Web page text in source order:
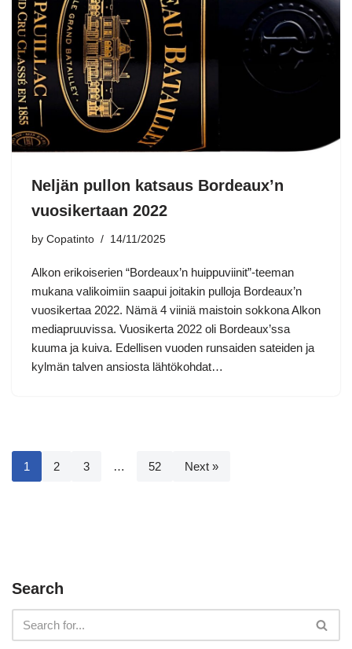
Neljän pullon katsaus Bordeaux’n
vuosikertaan 2022
by Copatinto 14/11/2025
Alkon erikoiserien “Bordeaux’n huippuviinit”-teeman
mukana valikoimiin saapui joitakin pulloja Bordeaux’n
vuosikertaa 2022. Nämä 4 viiniä maistoin sokkona Alkon
mediapruuvissa. Vuosikerta 2022 oli Bordeaux’ssa
kuuma ja kuiva. Edellisen vuoden runsaiden sateiden ja
kylmän talven ansiosta lähtökohdat…
1 2 3 … 52 Next »
Search